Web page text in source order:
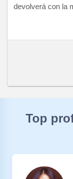
devolverá con la
Top